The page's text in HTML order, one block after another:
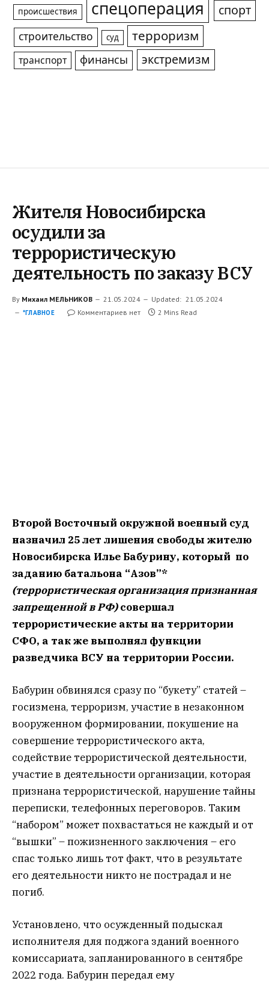
происшествия спецоперация спорт
строительство суд терроризм
транспорт финансы экстремизм
Жителя Новосибирска
осудили за
террористическую
деятельность по заказу ВСУ
By Михаил МЕЛЬНИКОВ 21.05.2024 Updated: 21.05.2024
*ГЛАВНОЕ Комментариев нет 2 Mins Read
Второй Восточный окружной военный суд
назначил 25 лет лишения свободы жителю
Новосибирска Илье Бабурину, который по
заданию батальона “Азов”*
(террористическая организация признанная
запрещенной в РФ)совершал
террористические акты на территории
СФО, а так же выполнял функции
разведчика ВСУ на территории России.
Бабурин обвинялся сразу по “букету” статей –
госизмена, терроризм, участие в незаконном
вооруженном формировании, покушение на
совершение террористического акта,
содействие террористической деятельности,
участие в деятельности организации, которая
признана террористической, нарушение тайны
переписки, телефонных переговоров. Таким
“набором” может похвастаться не каждый и от
“вышки” – пожизненного заключения – его
спас только лишь тот факт, что в результате
его деятельности никто не пострадал и не
погиб.
Установлено, что осужденный подыскал
исполнителя для поджога зданий военного
комиссариата, запланированного в сентябре
2022 года. Бабурин передал ему